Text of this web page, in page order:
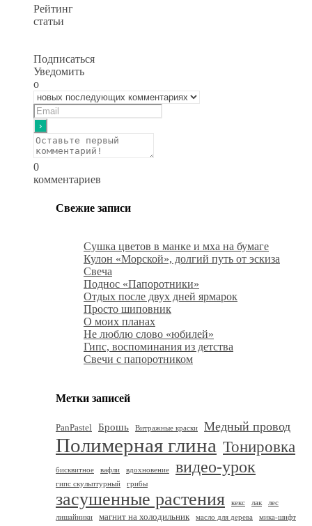
Рейтинг
статьи
Подписаться
Уведомить
о
0
комментариев
Свежие записи
Сушка цветов в манке и мха на бумаге
Кулон «Морской», долгий путь от эскиза
Свеча
Поднос «Папоротники»
Отдых после двух дней ярмарок
Просто шиповник
О моих планах
Не люблю слово «юбилей»
Гипс, воспоминания из детства
Свечи с папоротником
Метки записей
PanPastel Брошь Витражные краски Медный провод
Полимерная глина Тонировка
бисквитное вафли вдохновение видео-урок
гипс скульптурный грибы
засушенные растения кекс лак
лес
лишайники
магнит на холодильник масло для дерева мика-шифт